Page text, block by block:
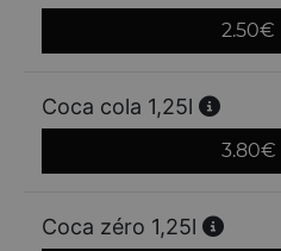
2.50€
Coca cola 1,25l
3.80€
Coca zéro 1,25l